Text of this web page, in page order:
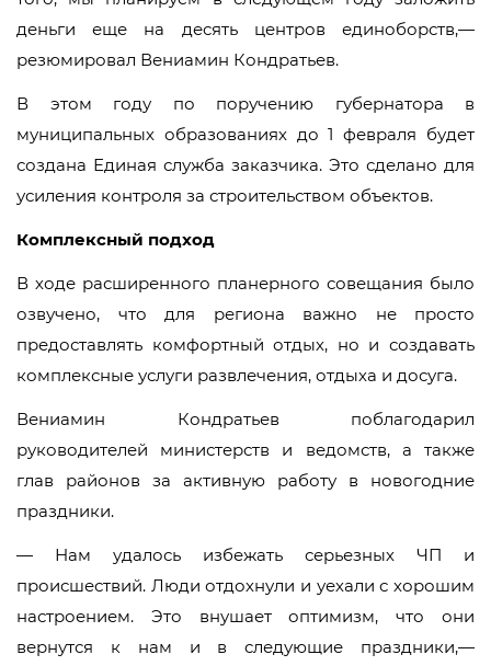
деньги еще на десять центров единоборств,—
резюмировал Вениамин Кондратьев.
В этом году по поручению губернатора в
муниципальных образованиях до 1 февраля будет
создана Единая служба заказчика. Это сделано для
усиления контроля за строительством объектов.
Комплексный подход
В ходе расширенного планерного совещания было
озвучено, что для региона важно не просто
предоставлять комфортный отдых, но и создавать
комплексные услуги развлечения, отдыха и досуга.
Вениамин Кондратьев поблагодарил
руководителей министерств и ведомств, а также
глав районов за активную работу в новогодние
праздники.
— Нам удалось избежать серьезных ЧП и
происшествий. Люди отдохнули и уехали с хорошим
настроением. Это внушает оптимизм, что они
вернутся к нам и в следующие праздники,—